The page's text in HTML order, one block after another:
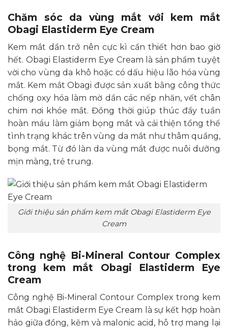
Chăm sóc da vùng mắt với kem mắt
Obagi Elastiderm Eye Cream
Kem mắt dần trở nên cực kì cần thiết hơn bao giờ
hết. Obagi Elastiderm Eye Cream là sản phẩm tuyệt
vời cho vùng da khô hoặc có dấu hiệu lão hóa vùng
mắt. Kem mắt Obagi được sản xuất bằng công thức
chống oxy hóa làm mờ dần các nếp nhăn, vết chân
chim nơi khóe mắt. Đồng thời giúp thúc đẩy tuần
hoàn máu làm giảm bọng mắt và cải thiện tổng thể
tình trạng khác trên vùng da mắt như thâm quầng,
bọng mắt. Từ đó làn da vùng mắt được nuôi dưỡng
mịn màng, trẻ trung.
Giới thiệu sản phẩm kem mắt Obagi Elastiderm Eye
Cream
Công nghệ Bi-Mineral Contour Complex
trong kem mắt Obagi Elastiderm Eye
Cream
Công nghệ Bi-Mineral Contour Complex trong kem
mắt Obagi Elastiderm Eye Cream là sự kết hợp hoàn
hảo giữa đồng, kẽm và malonic acid, hỗ trợ mang lại